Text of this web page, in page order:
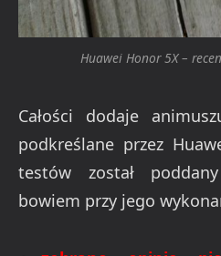
Huawei Honor 5X –
Całości dodaje
podkreślane przez
testów został
bowiem przy jego